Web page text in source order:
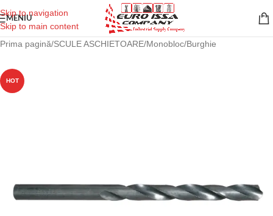
Skip to navigation
Skip to main content
MENIU
Prima pagină/SCULE ASCHIETOARE/Monobloc/Burghie
HOT